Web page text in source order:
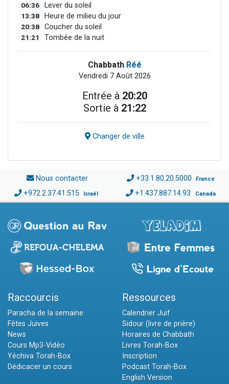
06:36 Lever du soleil
13:38 Heure de milieu du jour
20:38 Coucher du soleil
21:21 Tombée de la nuit
Chabbath Réé
Vendredi 7 Août 2026
Entrée à 20:20
Sortie à 21:22
Changer de ville
Nous contacter +33.1.80.20.5000 France
+972.2.37.41.515 Israël +1.437.887.14.93 Canada
Raccourcis
Paracha de la semaine
Fêtes Juives
News
Cours Mp3-Vidéo
Yéchiva Torah-Box
Dédicacer un cours
Ressources
Calendrier Juif
Sidour (livre de prière)
Horaires de Chabbath
Livres Torah-Box
Inscription
Podcast Torah-Box
English Version